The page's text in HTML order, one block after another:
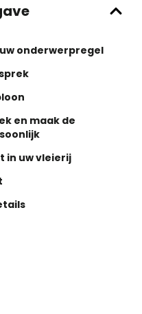
uw onderwerpregel
en maak de
in uw vleierij